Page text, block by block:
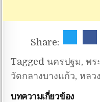
Share:
Tagged นครปฐม,พร
วัดกลางบางแก้ว, หลว
บทความเกี่ยวข้อง